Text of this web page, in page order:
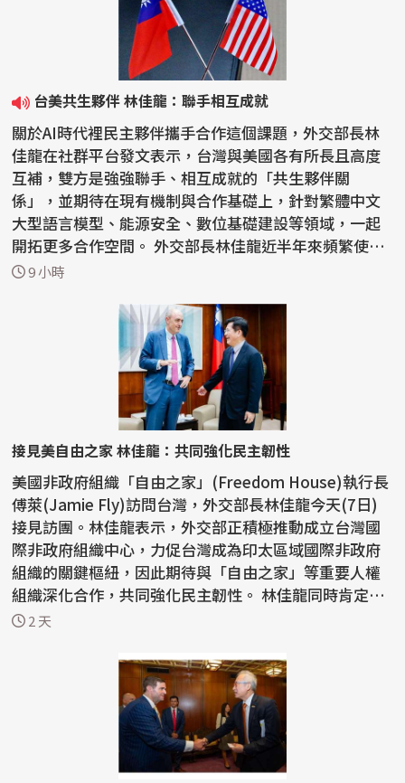
台美共生夥伴 林佳龍：聯手相互成就
關於AI時代裡民主夥伴攜手合作這個課題，外交部長林
佳龍在社群平台發文表示，台灣與美國各有所長且高度
互補，雙方是強強聯手、相互成就的「共生夥伴關
係」，並期待在現有機制與合作基礎上，針對繁體中文
大型語言模型、能源安全、數位基礎建設等領域，一起
開拓更多合作空間。 外交部長林佳龍近半年來頻繁使用
「共生夥伴...
9 小時
接見美自由之家 林佳龍：共同強化民主韌性
美國非政府組織「自由之家」(Freedom House)執行長
傅萊(Jamie Fly)訪問台灣，外交部長林佳龍今天(7日)
接見訪團。林佳龍表示，外交部正積極推動成立台灣國
際非政府組織中心，力促台灣成為印太區域國際非政府
組織的關鍵樞紐，因此期待與「自由之家」等重要人權
組織深化合作，共同強化民主韌性。 林佳龍同時肯定
「自由之...
2 天